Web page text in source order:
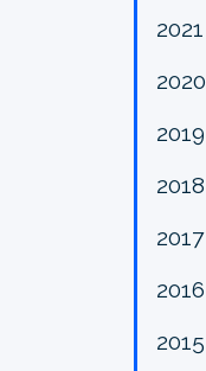
2021
2020
2019
2018
2017
2016
2015